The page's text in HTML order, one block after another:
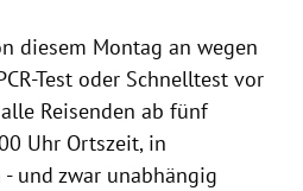
diesem Montag an wegen
Test oder Schnelltest vor
Reisenden ab fünf
Uhr Ortszeit, in
und zwar unabhängig